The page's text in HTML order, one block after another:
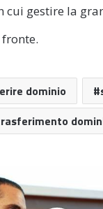
cui gestire la
dominio